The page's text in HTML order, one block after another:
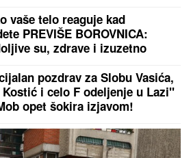
vaše telo reaguje kad
PREVIŠE BOROVNICA:
su, zdrave i izuzetno
IMA SVOJE MANE
pozdrav za Slobu Vasića,
Kostić i celo F odeljenje u Lazi"
opet šokira izjavom!